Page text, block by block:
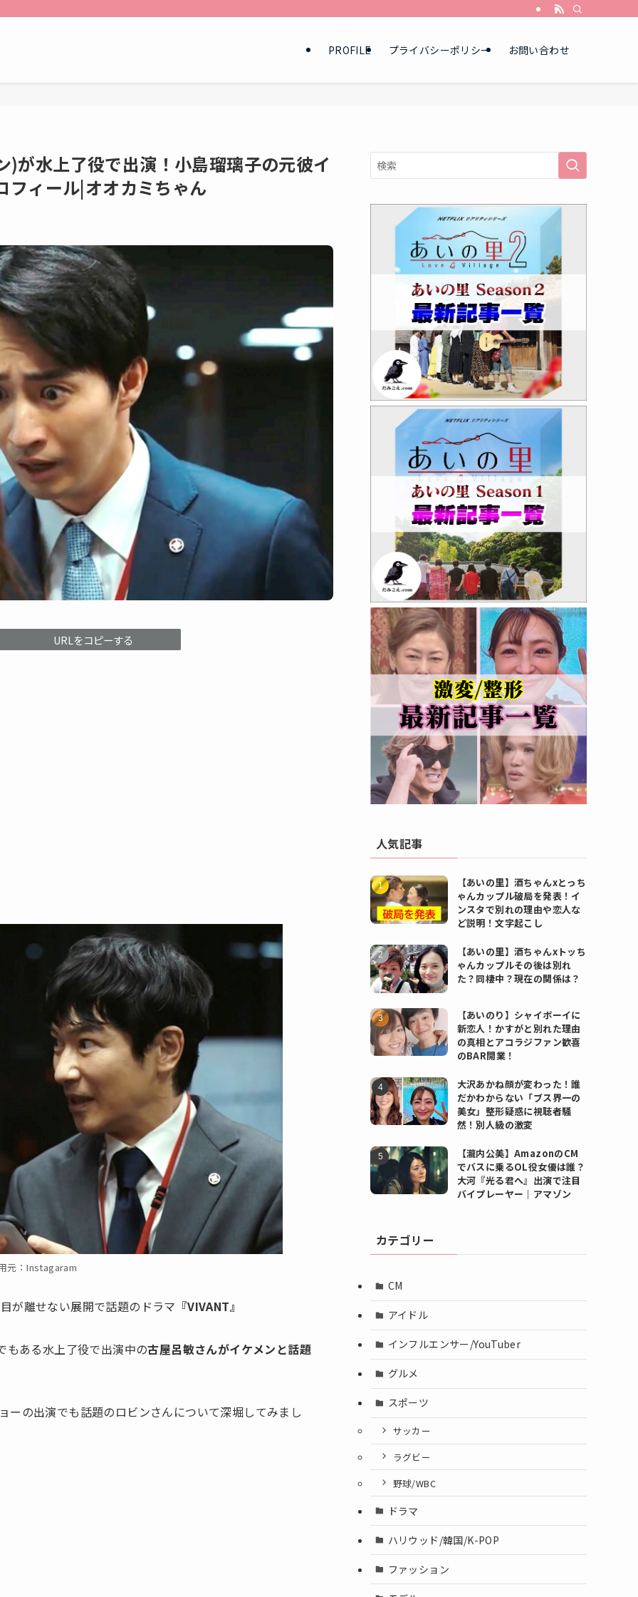
PROFILE プライバシーポリシー お問い合わせ
)が水上了役で出演！小島瑠璃子の元彼イ
フィール|オオカミちゃん
URLをコピーする
元：Instagaram
が離せない展開で話題のドラマ 『VIVANT』
もある水上了役で出演中の古屋呂敏さんがイケメンと話題
ーの出演でも話題のロビンさんについて深堀してみまし
人気記事
【あいの里】酒ちゃんxとっち
ゃんカップル破局を発表！イ
ンスタで別れの理由や恋人な
ど説明！文字起こし
【あいの里】酒ちゃんxトッち
ゃんカップルその後は別れ
た？同棲中？現在の関係は？
【あいのり】シャイボーイに
新恋人！かすがと別れた理由
の真相とアコラジファン歓喜
のBAR開業！
大沢あかね顔が変わった！誰
だかわからない「ブス界一の
美女」整形疑惑に視聴者騒
然！別人級の激変
【瀧内公美】AmazonのCM
でバスに乗るOL役女優は誰？
大河『光る君へ』出演で注目
バイプレーヤー｜アマゾン
カテゴリー
CM
アイドル
インフルエンサー/YouTuber
グルメ
スポーツ
サッカー
ラグビー
野球/WBC
ドラマ
ハリウッド/韓国/K-POP
ファッション